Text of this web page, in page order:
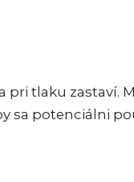
tlaku zastaví.
sa potenciálni